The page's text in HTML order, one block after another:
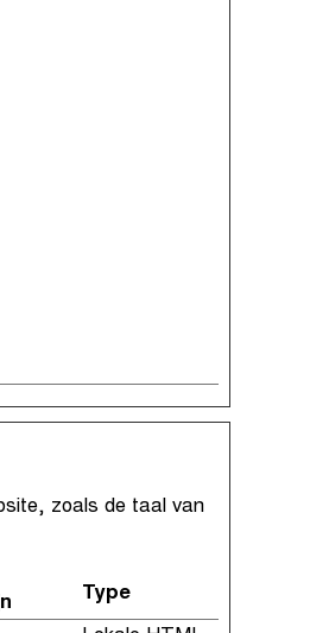
zoals de taal van
Type